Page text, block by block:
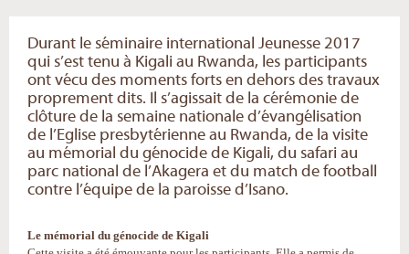
Durant le séminaire international Jeunesse 2017
qui s’est tenu à Kigali au Rwanda, les participants
ont vécu des moments forts en dehors des travaux
proprement dits. Il s’agissait de la cérémonie de
clôture de la semaine nationale d’évangélisation
de l’Eglise presbytérienne au Rwanda, de la visite
au mémorial du génocide de Kigali, du safari au
parc national de l’Akagera et du match de football
contre l’équipe de la paroisse d’Isano.
Le mémorial du génocide de Kigali